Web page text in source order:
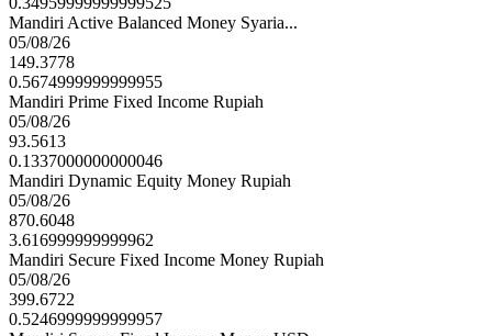
Mandiri Active Balanced Money Syaria...
05/08/26
149.3778
0.5674999999999955
Mandiri Prime Fixed Income Rupiah
05/08/26
93.5613
0.1337000000000046
Mandiri Dynamic Equity Money Rupiah
05/08/26
870.6048
3.616999999999962
Mandiri Secure Fixed Income Money Rupiah
05/08/26
399.6722
0.5246999999999957